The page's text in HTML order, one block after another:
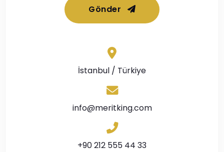
Gönder
İstanbul / Türkiye
info@meritking.com
+90 212 555 44 33